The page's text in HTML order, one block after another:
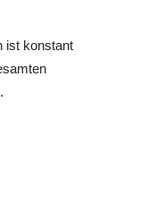
ist konstant